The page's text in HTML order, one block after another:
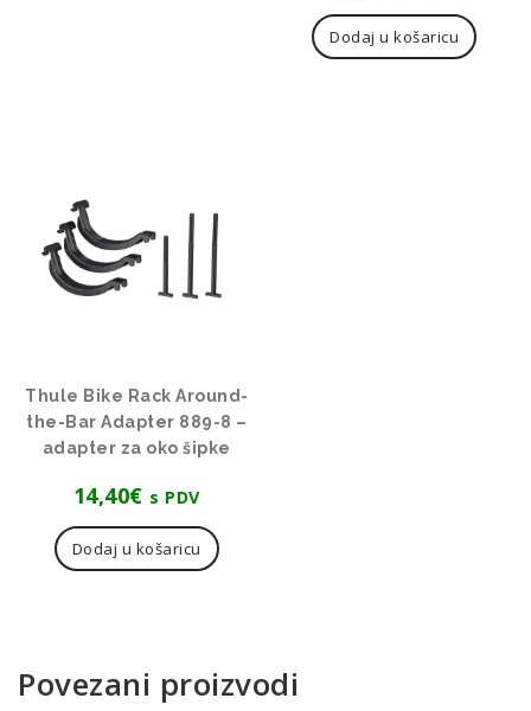
Dodaj u košaricu
Thule Bike Rack Around-
the-Bar Adapter 889-8 –
adapter za oko šipke
14,40€ s PDV
Dodaj u košaricu
Povezani proizvodi